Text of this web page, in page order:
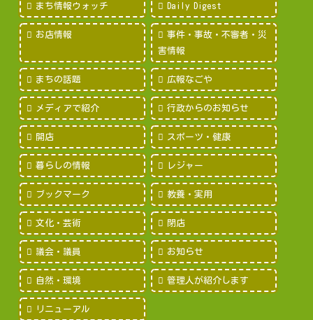
まち情報ウォッチ Daily Digest
お店情報
事件・事故・不審者・災
害情報
まちの話題 広報なごや
メディアで紹介 行政からのお知らせ
開店 スポーツ・健康
暮らしの情報 レジャー
ブックマーク 教養・実用
文化・芸術 閉店
議会・議員 お知らせ
自然・環境 管理人が紹介します
リニューアル